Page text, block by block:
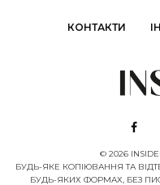
КОНТАКТИ
© 2026
БУДЬ-ЯКЕ КОПІЮВАННЯ ТА
БУДЬ-ЯКИХ ФОРМАХ, БЕЗ